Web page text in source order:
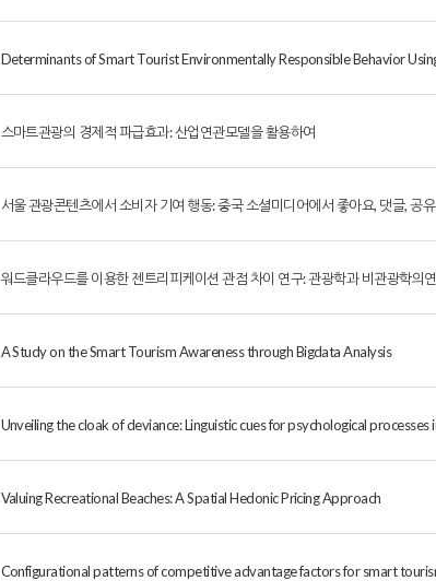
Determinants of Smart Tourist Environmentally Responsible Behavior
스마트관광의 경제적 파급효과: 산업연관모델을 활용하여
서울 관광콘텐츠에서 소비자 기여 행동: 중국 소셜미디어에서 좋아요, 댓글, 공유
워드클라우드를 이용한 젠트리피케이션 관점 차이 연구: 관광학과 비관광학의
A Study on the Smart Tourism Awareness through Bigdata Analysis
Unveiling the cloak of deviance: Linguistic cues for psychological processes
Valuing Recreational Beaches: A Spatial Hedonic Pricing Approach
Configurational patterns of competitive advantage factors for smart